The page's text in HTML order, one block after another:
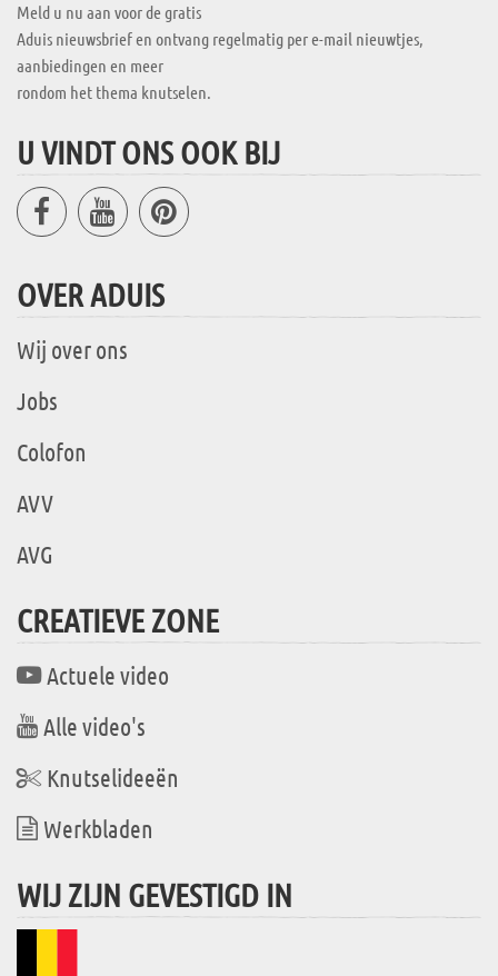
Meld u nu aan voor de gratis
Aduis nieuwsbrief en ontvang regelmatig per e-mail nieuwtjes,
aanbiedingen en meer
rondom het thema knutselen.
U VINDT ONS OOK BIJ
OVER ADUIS
Wij over ons
Jobs
Colofon
AVV
AVG
CREATIEVE ZONE
Actuele video
Alle video's
Knutselideeën
Werkbladen
WIJ ZIJN GEVESTIGD IN